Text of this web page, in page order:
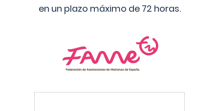
en un plazo máximo de 72 horas.